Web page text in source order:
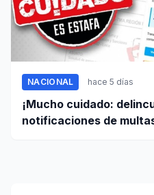
NACIONAL hace 5 días
¡Mucho cuidado:
notificaciones de